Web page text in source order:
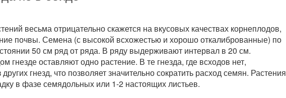
весьма отрицательно скажется на вкусовых качествах корнеплодов,
почвы. Семена (с высокой всхожестью и хорошо откалиброванные) по
50 см ряд от ряда. В ряду выдерживают интервал в 20 см.
оставляют одно растение. В те гнезда, где всходов нет,
гнезд, что позволяет значительно сократить расход семян. Растения
в фазе семядольных или 1-2 настоящих листьев.